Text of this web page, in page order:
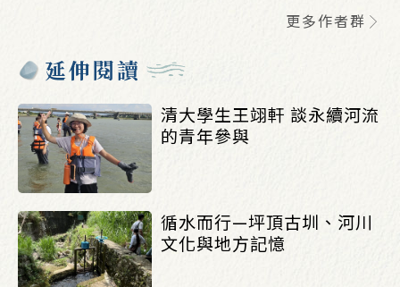
更多作者群
延伸閱讀
清大學生王翊軒 談永續河流
的青年參與
循水而行—坪頂古圳、河川
文化與地方記憶